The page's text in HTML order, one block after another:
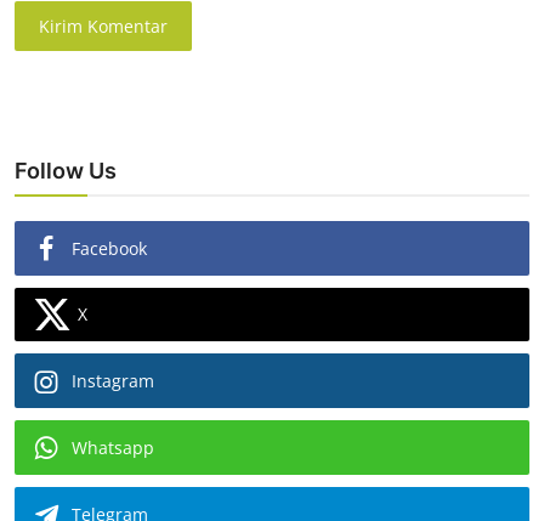
Kirim Komentar
Follow Us
Facebook
X
Instagram
Whatsapp
Telegram